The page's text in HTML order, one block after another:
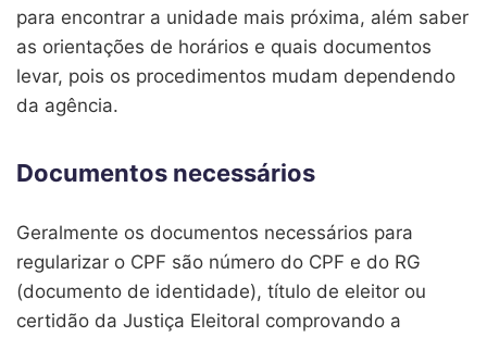
para encontrar a unidade mais próxima, além saber
as orientações de horários e quais documentos
levar, pois os procedimentos mudam dependendo
da agência.
Documentos necessários
Geralmente os documentos necessários para
regularizar o CPF são número do CPF e do RG
(documento de identidade), título de eleitor ou
certidão da Justiça Eleitoral comprovando a